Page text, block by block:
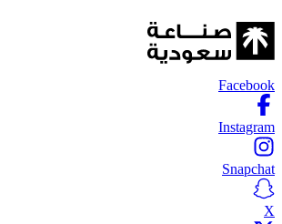
Facebook
Instagram
Snapchat
X